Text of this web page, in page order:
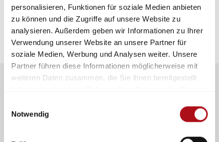
personalisieren, Funktionen für soziale Medien anbieten
zu können und die Zugriffe auf unsere Website zu
analysieren. Außerdem geben wir Informationen zu Ihrer
Verwendung unserer Website an unsere Partner für
soziale Medien, Werbung und Analysen weiter. Unsere
Partner führen diese Informationen möglicherweise mit
weiteren Daten zusammen, die Sie ihnen bereitgestellt
Notwendig